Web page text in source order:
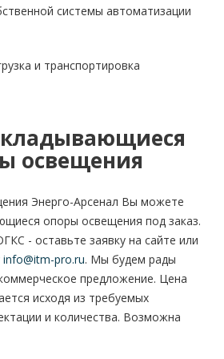
системы автоматизации
и транспортировка
освещения
Энерго-Арсенал Вы можете
опоры освещения под заказ.
- оставьте заявку на сайте или
info@itm-pro.ru. Мы будем рады
предложение. Цена
исходя из требуемых
и количества. Возможна